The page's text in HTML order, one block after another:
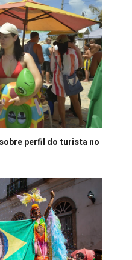
perfil do turista no